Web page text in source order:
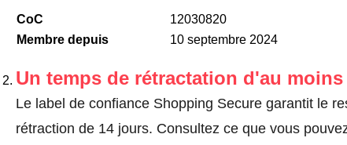
CoC
12030820
Membre depuis
10 septembre 2024
Un temps de rétractation d'au
Le label de confiance Shopping Secure garantit le
rétraction de 14 jours. Consultez ce que vous